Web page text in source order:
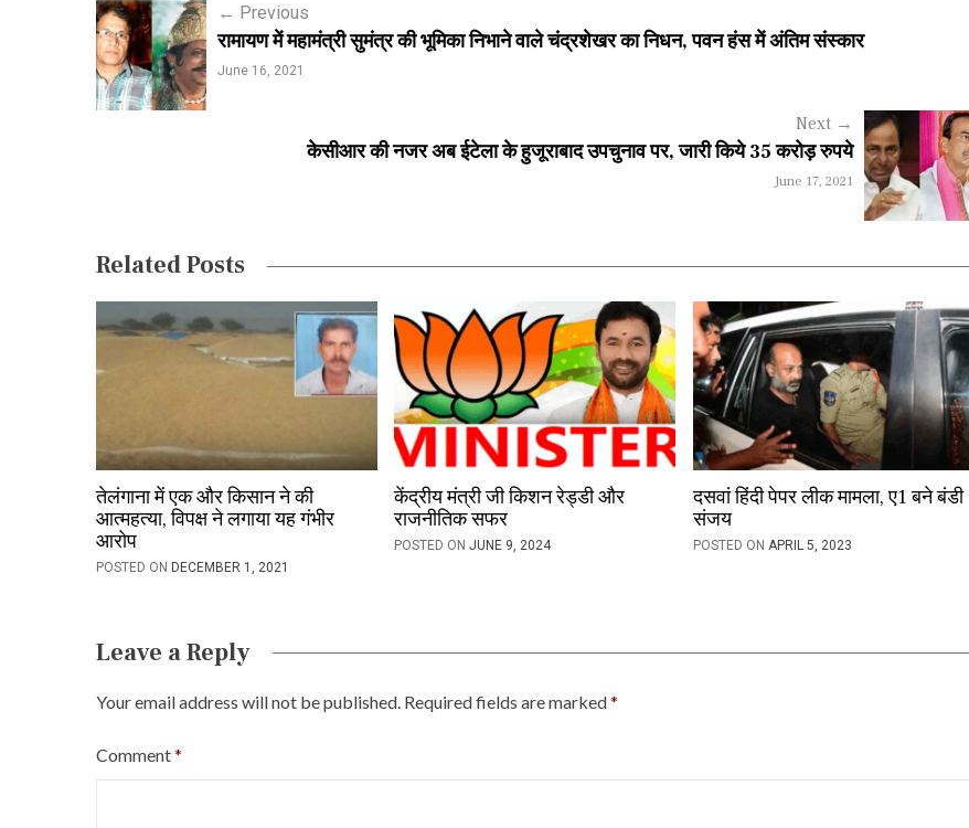
P
o
s
v
i
g
a
i
o
n
← Previous
रामायण में महामंत्री सुमंत्र की भूमिका निभाने वाले चंद्रशेखर का निधन, पवन हंस में अंतिम संस्कार
June 16, 2021
Next →
केसीआर की नजर अब ईटेला के हुजूराबाद उपचुनाव पर, जारी किये 35 करोड़ रुपये
June 17, 2021
Related Posts
तेलंगाना में एक और किसान ने की
आत्महत्या, विपक्ष ने लगाया यह गंभीर
आरोप
POSTED ON DECEMBER 1, 2021
केंद्रीय मंत्री जी किशन रेड्डी और
राजनीतिक सफर
POSTED ONJUNE 9, 2024
दसवां हिंदी पेपर लीक मामला, ए1 बने बंडी
संजय
POSTED ON APRIL 5, 2023
Leave a Reply
Your email address will not be published. Required fields are marked*
Comment*